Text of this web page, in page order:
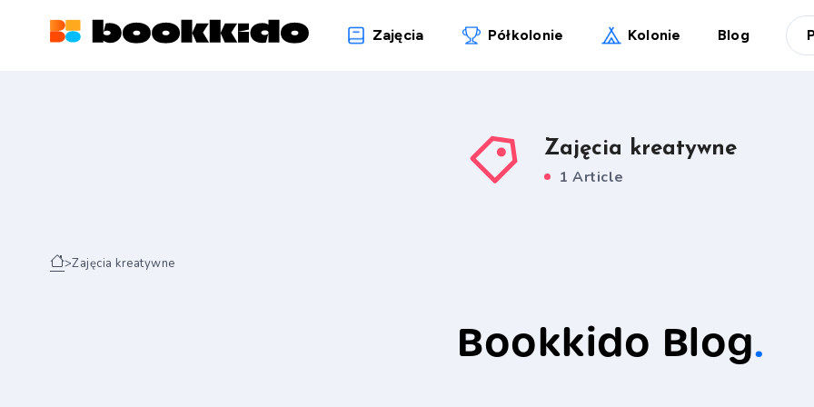
Zajęcia Półkolonie Kolonie Blog
Zajęcia kreatywne
1 Article
>Zajęcia kreatywne
Bookkido Blog.